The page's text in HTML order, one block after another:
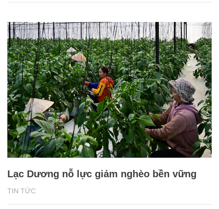
TIN TỨC
Lạc Dương nỗ lực giảm nghèo bền vững